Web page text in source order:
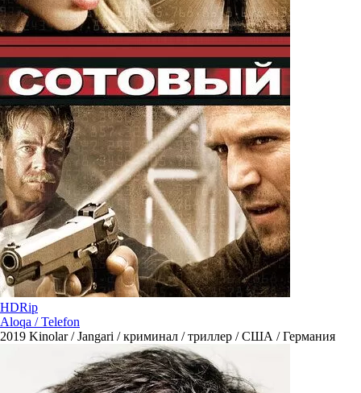
HDRip
Aloqa / Telefon
2019 Kinolar / Jangari / криминал / триллер / США / Германия